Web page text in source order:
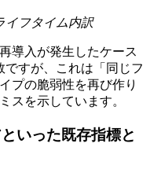
イフタイム内訳
導入が発生したケース
ですが、これは「同じフ
プの脆弱性を再び作り
スを示しています。
いった既存指標と